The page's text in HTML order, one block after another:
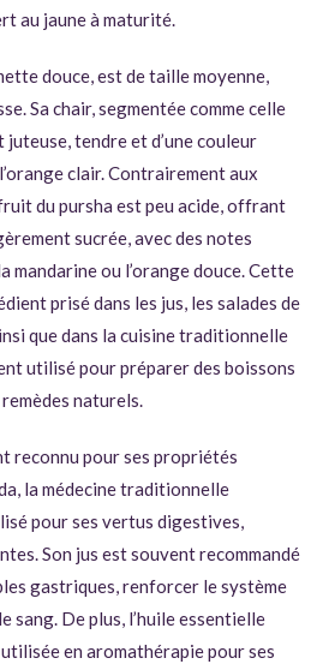
au jaune à maturité.
douce, est de taille moyenne,
Sa chair, segmentée comme celle
juteuse, tendre et d’une couleur
clair. Contrairement aux
du pursha est peu acide, offrant
sucrée, avec des notes
mandarine ou l’orange douce. Cette
prisé dans les jus, les salades de
que dans la cuisine traditionnelle
utilisé pour préparer des boissons
naturels.
reconnu pour ses propriétés
la médecine traditionnelle
pour ses vertus digestives,
Son jus est souvent recommandé
gastriques, renforcer le système
sang. De plus, l’huile essentielle
en aromathérapie pour ses